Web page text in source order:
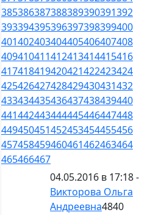
385386387388389390391392
393394395396397398399400
401402403404405406407408
409410411412413414415416
417418419420421422423424
425426427428429430431432
433434435436437438439440
441442443444445446447448
449450451452453454455456
457458459460461462463464
465466467
04.05.2016 в 17:18 -
Викторова Ольга
Андреевна4840